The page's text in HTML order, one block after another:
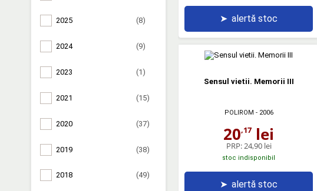
2025 (8)
2024 (9)
2023 (1)
2021 (15)
2020 (37)
2019 (38)
2018 (49)
➤ alertă stoc
Sensul vietii. Memorii III
POLIROM - 2006
20,17 lei
PRP:24,90 lei
stoc indisponibil
➤ alertă stoc